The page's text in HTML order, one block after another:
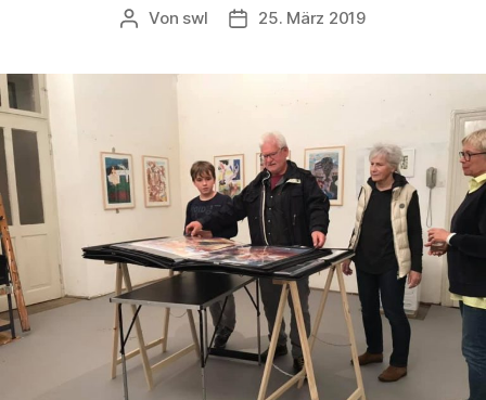
Beitragsautor
Von swl Veröffentlichungsdatum
25. März 2019